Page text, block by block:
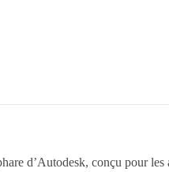
d’Autodesk, conçu pour